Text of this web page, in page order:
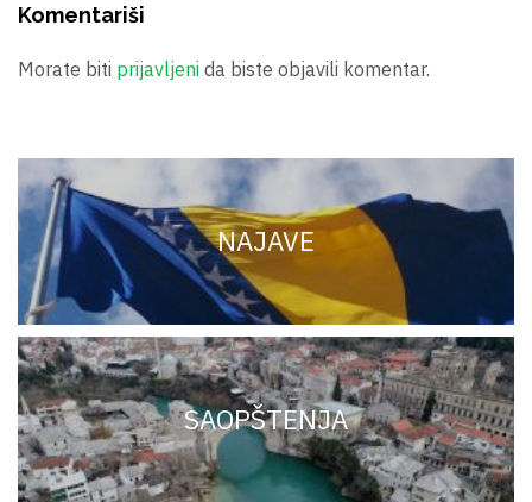
Komentariši
Morate biti prijavljeni da biste objavili komentar.
NAJAVE
SAOPŠTENJA